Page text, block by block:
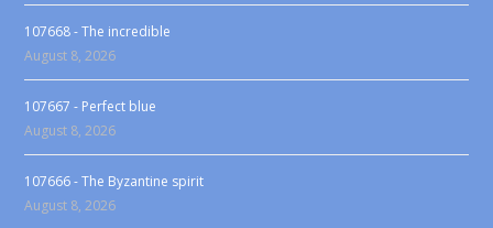
107668 - The incredible
August 8, 2026
107667 - Perfect blue
August 8, 2026
107666 - The Byzantine spirit
August 8, 2026